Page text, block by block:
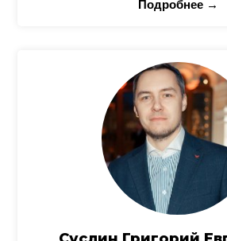
Подробнее →